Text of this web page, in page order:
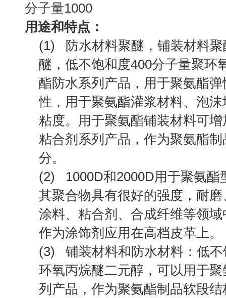
分子量1000
用途和特点：
(1) 防水材料聚醚，铺装材料
醚，低不饱和度400分子量聚环
酯防水系列产品，用于聚氨酯
性，用于聚氨酯灌浆材料、泡
粘度。用于聚氨酯铺装材料可
粘合剂系列产品，作为聚氨酯
分。
(2) 1000D和2000D用于聚氨酯
其聚合物具有很好的强度，耐
涂料、粘合剂、合成纤维等领
作为涂饰剂应用在高档皮革上。
(3) 铺装材料和防水材料：低不
环氧丙烷醚二元醇，可以用于
列产品，作为聚氨酯制品软段